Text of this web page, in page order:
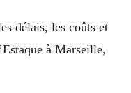
délais, les coûts et
à Marseille,